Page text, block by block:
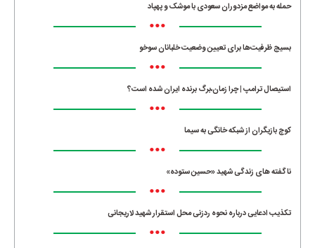
حمله به مواضع مزدوران سعودی با موشک و پهپاد
•••
بسیج ظرفیت‌ها برای تعیین وضعیت خلبانان سوخو
•••
استیصال ترامپ | چرا زمان،برگ برنده ایران شده است؟
•••
کوچ بازیگران از شبکه خانگی به سیما
•••
ناگفته های زندگی شهید «حسین ستوده»
•••
تکذیب ادعایی درباره نحوه ردزنی محل استقرار شهید لاریجانی
•••